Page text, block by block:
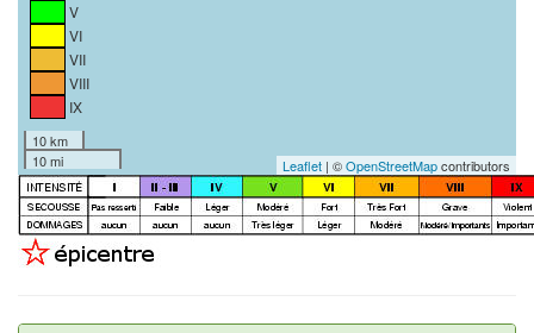
V
VI
VII
VIII
IX
10 km
10 mi
Leaflet | ©OpenStreetMapcontributors